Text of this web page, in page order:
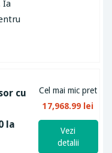
Ia
cu
la
Cel mai mic pret
17,968.99 lei
Vezi
detalii